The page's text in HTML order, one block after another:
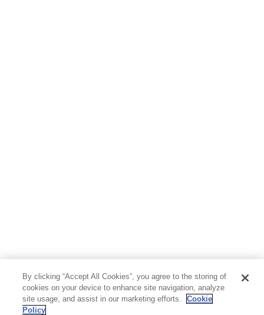
By clicking “Accept All Cookies”, you agree to the storing of
cookies on your device to enhance site navigation, analyze
site usage, and assist in our marketing efforts.
Cookie
Policy